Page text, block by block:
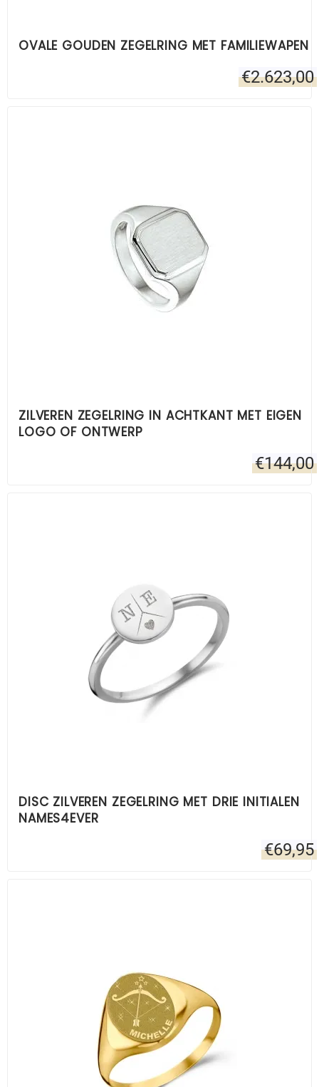
OVALE GOUDEN ZEGELRING MET FAMILIEWAPEN
€2.623,00
ZILVEREN ZEGELRING IN ACHTKANT MET EIGEN
LOGO OF ONTWERP
€144,00
DISC ZILVEREN ZEGELRING MET DRIE INITIALEN
NAMES4EVER
€69,95